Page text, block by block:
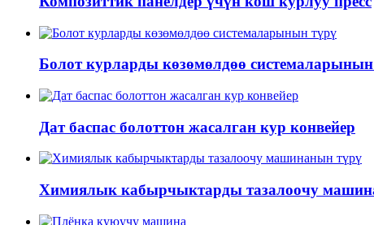
Болот курларды көзөмөлдөө
Дат баспас болоттон жасалган кур конвейер
Химиялык кабырчыктарды тазалоочу